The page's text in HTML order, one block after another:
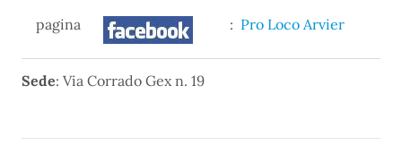
pagina : Pro Loco Arvier
Sede: Via Corrado Gex n. 19